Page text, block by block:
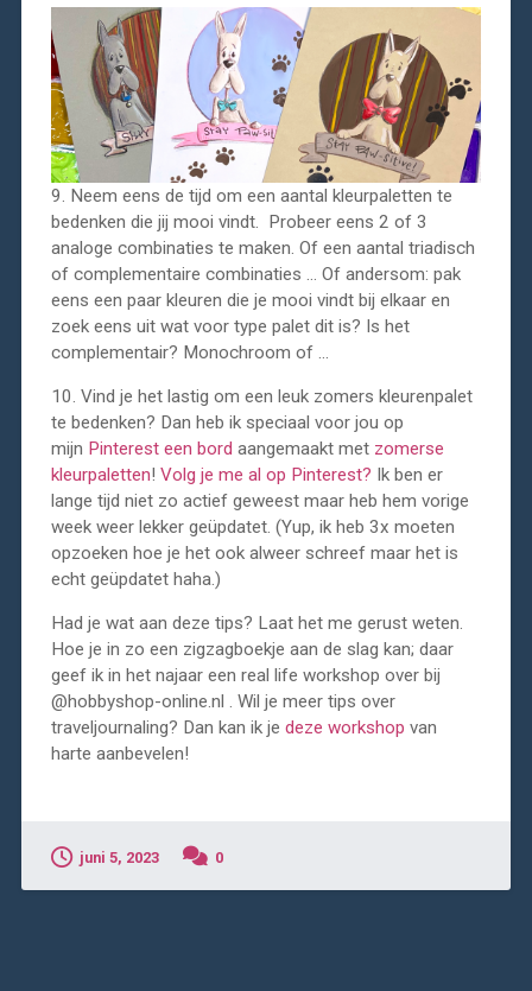
9. Neem eens de tijd om een aantal kleurpaletten te
bedenken die jij mooi vindt. Probeer eens 2 of 3
analoge combinaties te maken. Of een aantal triadisch
of complementaire combinaties … Of andersom: pak
eens een paar kleuren die je mooi vindt bij elkaar en
zoek eens uit wat voor type palet dit is? Is het
complementair? Monochroom of …
10. Vind je het lastig om een leuk zomers kleurenpalet
te bedenken? Dan heb ik speciaal voor jou op
mijn Pinterest een bord aangemaakt met zomerse
kleurpaletten! Volg je me al op Pinterest? Ik ben er
lange tijd niet zo actief geweest maar heb hem vorige
week weer lekker geüpdatet. (Yup, ik heb 3x moeten
opzoeken hoe je het ook alweer schreef maar het is
echt geüpdatet haha.)
Had je wat aan deze tips? Laat het me gerust weten.
Hoe je in zo een zigzagboekje aan de slag kan; daar
geef ik in het najaar een real life workshop over bij
@hobbyshop-online.nl . Wil je meer tips over
traveljournaling? Dan kan ik je deze workshop van
harte aanbevelen!
juni 5, 2023 0